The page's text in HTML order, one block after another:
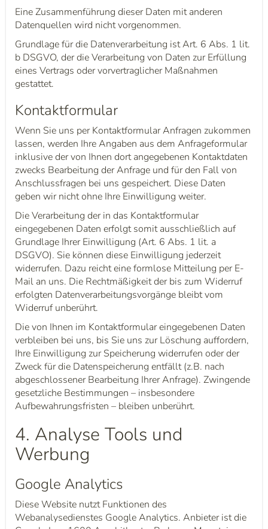
Eine Zusammenführung dieser Daten mit anderen
Datenquellen wird nicht vorgenommen.
Grundlage für die Datenverarbeitung ist Art. 6 Abs. 1 lit.
b DSGVO, der die Verarbeitung von Daten zur Erfüllung
eines Vertrags oder vorvertraglicher Maßnahmen
gestattet.
Kontaktformular
Wenn Sie uns per Kontaktformular Anfragen zukommen
lassen, werden Ihre Angaben aus dem Anfrageformular
inklusive der von Ihnen dort angegebenen Kontaktdaten
zwecks Bearbeitung der Anfrage und für den Fall von
Anschlussfragen bei uns gespeichert. Diese Daten
geben wir nicht ohne Ihre Einwilligung weiter.
Die Verarbeitung der in das Kontaktformular
eingegebenen Daten erfolgt somit ausschließlich auf
Grundlage Ihrer Einwilligung (Art. 6 Abs. 1 lit. a
DSGVO). Sie können diese Einwilligung jederzeit
widerrufen. Dazu reicht eine formlose Mitteilung per E-
Mail an uns. Die Rechtmäßigkeit der bis zum Widerruf
erfolgten Datenverarbeitungsvorgänge bleibt vom
Widerruf unberührt.
Die von Ihnen im Kontaktformular eingegebenen Daten
verbleiben bei uns, bis Sie uns zur Löschung auffordern,
Ihre Einwilligung zur Speicherung widerrufen oder der
Zweck für die Datenspeicherung entfällt (z.B. nach
abgeschlossener Bearbeitung Ihrer Anfrage). Zwingende
gesetzliche Bestimmungen – insbesondere
Aufbewahrungsfristen – bleiben unberührt.
4. Analyse Tools und
Werbung
Google Analytics
Diese Website nutzt Funktionen des
Webanalysedienstes Google Analytics. Anbieter ist die